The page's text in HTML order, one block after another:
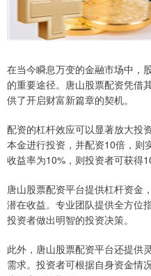
在当今瞬息万变的金融市场中，
的重要途径。唐山股票配资凭借
供了开启财富新篇章的契机。
配资的杠杆效应可以显著放大投
本金进行投资，并配资10倍，则
收益率为10%，则投资者可获得
唐山股票配资平台提供杠杆资金
潜在收益。专业团队提供全方位
投资者做出明智的投资决策。
此外，唐山股票配资平台还提供
需求。投资者可根据自身资金情